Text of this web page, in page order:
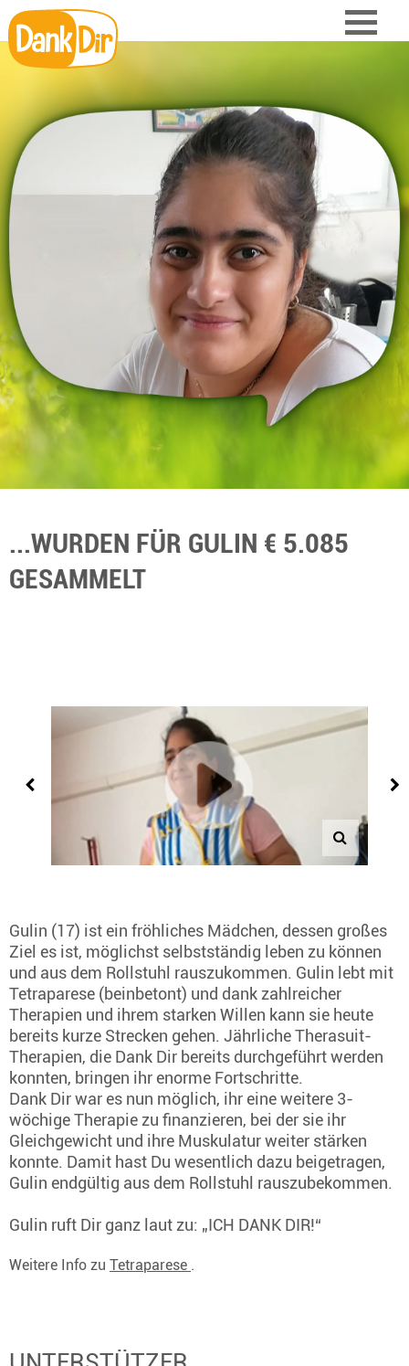
...WURDEN FÜR GULIN € 5.085
GESAMMELT
Gulin (17) ist ein fröhliches Mädchen, dessen großes
Ziel es ist, möglichst selbstständig leben zu können
und aus dem Rollstuhl rauszukommen. Gulin lebt mit
Tetraparese (beinbetont) und dank zahlreicher
Therapien und ihrem starken Willen kann sie heute
bereits kurze Strecken gehen. Jährliche Therasuit-
Therapien, die Dank Dir bereits durchgeführt werden
konnten, bringen ihr enorme Fortschritte.
Dank Dir war es nun möglich, ihr eine weitere 3-
wöchige Therapie zu finanzieren, bei der sie ihr
Gleichgewicht und ihre Muskulatur weiter stärken
konnte. Damit hast Du wesentlich dazu beigetragen,
Gulin endgültig aus dem Rollstuhl rauszubekommen.
Gulin ruft Dir ganz laut zu: „ICH DANK DIR!“
Weitere Info zu Tetraparese .